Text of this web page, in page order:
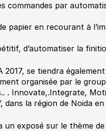
commandes par
papier en recourant à
d’automatiser la
2017, se tiendra
organisée par le
. Innovate,.Integrate,
dans la région de Noida en
exposé sur le thème de